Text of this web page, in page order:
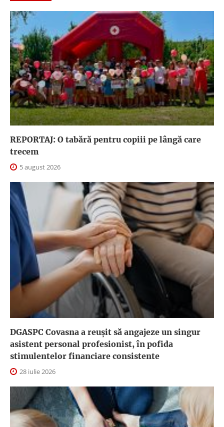
REPORTAJ: O tabără pentru copiii pe lângă care
trecem
5 august 2026
DGASPC Covasna a reuşit să angajeze un singur
asistent personal profesionist, în pofida
stimulentelor financiare consistente
28 iulie 2026